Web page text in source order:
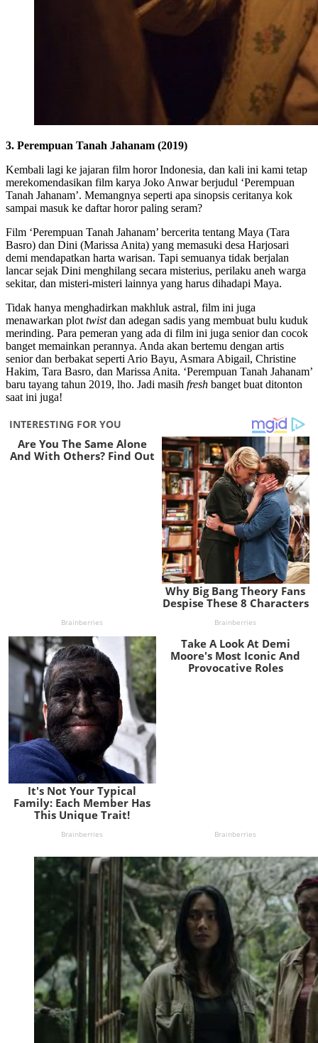
3. Perempuan Tanah Jahanam (2019)
Kembali lagi ke jajaran film horor Indonesia, dan kali ini kami tetap
merekomendasikan film karya Joko Anwar berjudul ‘Perempuan
Tanah Jahanam’. Memangnya seperti apa sinopsis ceritanya kok
sampai masuk ke daftar horor paling seram?
Film ‘Perempuan Tanah Jahanam’ bercerita tentang Maya (Tara
Basro) dan Dini (Marissa Anita) yang memasuki desa Harjosari
demi mendapatkan harta warisan. Tapi semuanya tidak berjalan
lancar sejak Dini menghilang secara misterius, perilaku aneh warga
sekitar, dan misteri-misteri lainnya yang harus dihadapi Maya.
Tidak hanya menghadirkan makhluk astral, film ini juga
menawarkan plot twistdan adegan sadis yang membuat bulu kuduk
merinding. Para pemeran yang ada di film ini juga senior dan cocok
banget memainkan perannya. Anda akan bertemu dengan artis
senior dan berbakat seperti Ario Bayu, Asmara Abigail, Christine
Hakim, Tara Basro, dan Marissa Anita. ‘Perempuan Tanah Jahanam’
baru tayang tahun 2019, lho. Jadi masih fresh banget buat ditonton
saat ini juga!